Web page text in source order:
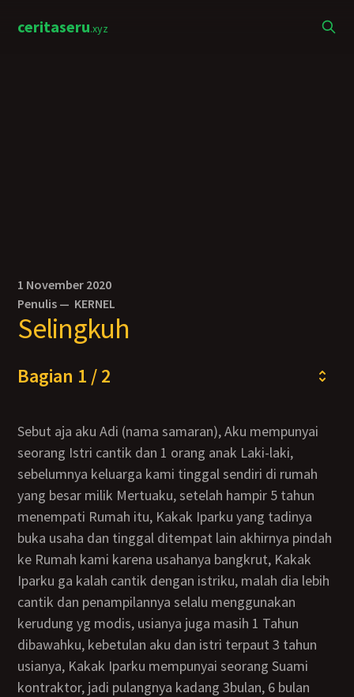
ceritaseru.xyz
1 November 2020
Penulis — KERNEL
Selingkuh
Bagian 1 / 2
Sebut aja aku Adi (nama samaran), Aku mempunyai
seorang Istri cantik dan 1 orang anak Laki-laki,
sebelumnya keluarga kami tinggal sendiri di rumah
yang besar milik Mertuaku, setelah hampir 5 tahun
menempati Rumah itu, Kakak Iparku yang tadinya
buka usaha dan tinggal ditempat lain akhirnya pindah
ke Rumah kami karena usahanya bangkrut, Kakak
Iparku ga kalah cantik dengan istriku, malah dia lebih
cantik dan penampilannya selalu menggunakan
kerudung yg modis, usianya juga masih 1 Tahun
dibawahku, kebetulan aku dan istri terpaut 3 tahun
usianya, Kakak Iparku mempunyai seorang Suami
kontraktor, jadi pulangnya kadang 3bulan, 6 bulan